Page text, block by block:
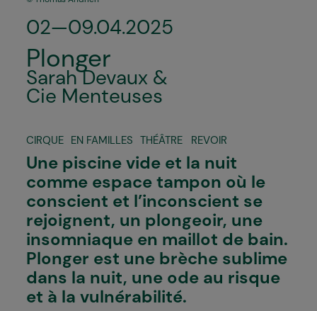
02—09.04.2025
Plonger
Sarah Devaux &
Cie Menteuses
CIRQUE EN FAMILLES THÉÂTRE REVOIR
Une piscine vide et la nuit
comme espace tampon où le
conscient et l’inconscient se
rejoignent, un plongeoir, une
insomniaque en maillot de bain.
Plonger est une brèche sublime
dans la nuit, une ode au risque
et à la vulnérabilité.